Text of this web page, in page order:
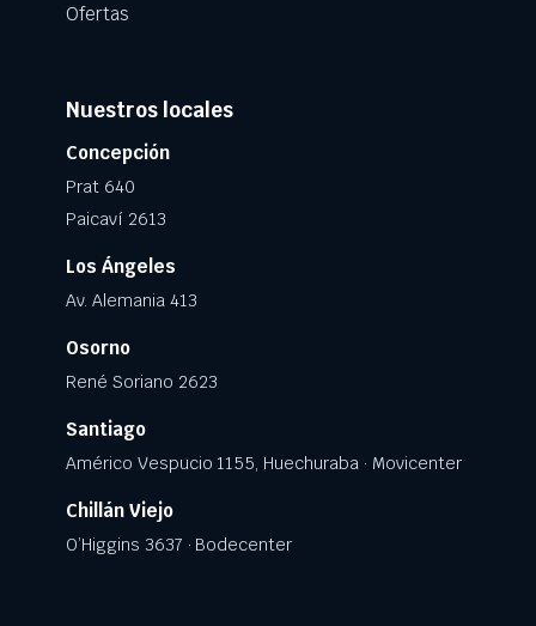
Ofertas
Nuestros locales
Concepción
Prat 640
Paicaví 2613
Los Ángeles
Av. Alemania 413
Osorno
René Soriano 2623
Santiago
Américo Vespucio 1155, Huechuraba · Movicenter
Chillán Viejo
O’Higgins 3637 · Bodecenter